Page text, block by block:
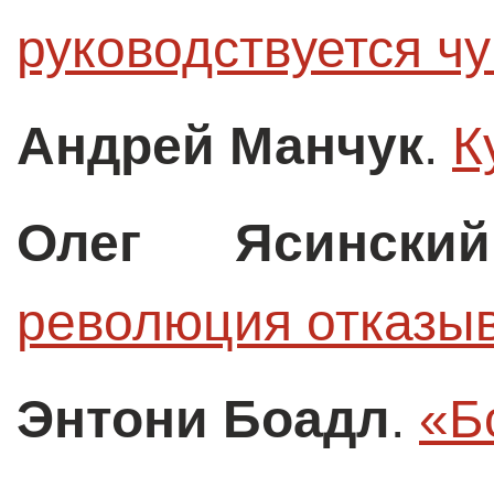
руководствуется
Андрей Манчук.
Олег Ясинский
революция
Энтони Боадл.